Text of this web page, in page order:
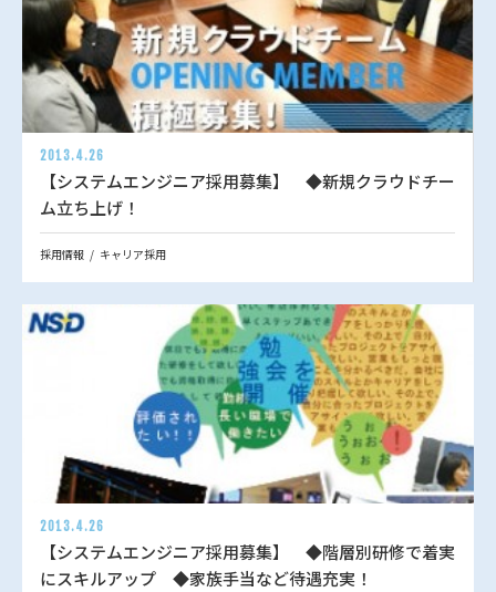
2013.4.26
【システムエンジニア採用募集】 ◆新規クラウドチー
ム立ち上げ！
採用情報 キャリア採用
2013.4.26
【システムエンジニア採用募集】 ◆階層別研修で着実
にスキルアップ ◆家族手当など待遇充実！